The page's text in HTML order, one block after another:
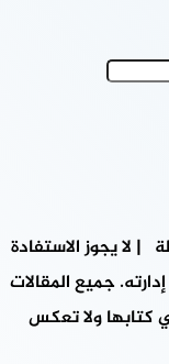
محفوظة | لا يجوز الاستفادة
جميع المقالات
كتابها ولا تعكس